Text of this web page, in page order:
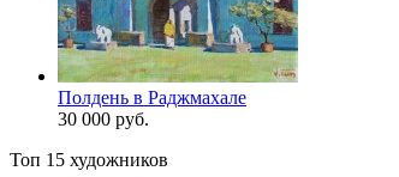
Полдень в Раджмахале
30 000 руб.
Топ 15 художников